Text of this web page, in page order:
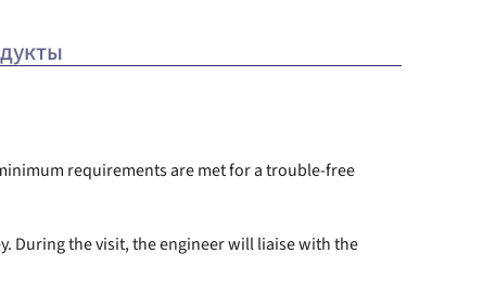
requirements are met for a trouble-free
During the visit, the engineer will liaise with the